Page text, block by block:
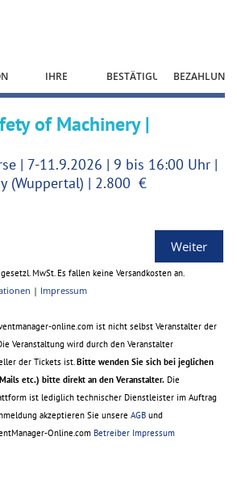
IHRE BESTÄTIGUNG BEZAHLUNG
of Machinery |
| 7-11.9.2026 | 9 bis 16:00 Uhr |
(Wuppertal) | 2.800 €
Weiter
MwSt. Es fallen keine Versandkosten an.
| Impressum
online.com ist nicht selbst Veranstalter der
Veranstaltung wird durch den Veranstalter
der Tickets ist.Bitte wenden Sie sich bei jeglichen
etc.) bitte direkt an den Veranstalter. Die
ist lediglich technischer Dienstleister im Auftrag
akzeptieren Sie unsere AGB und
Online.com Betreiber Impressum